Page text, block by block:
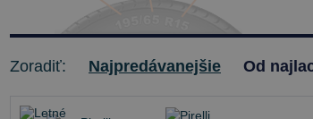
Zoradiť: Najpredávanejšie Od